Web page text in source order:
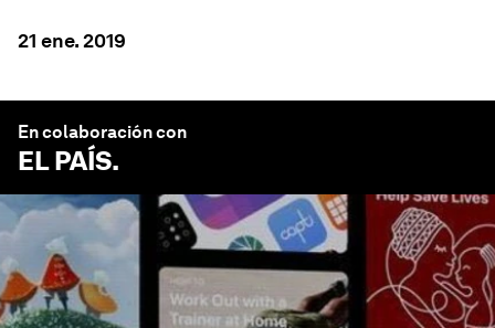
21 ene. 2019
En colaboración con
EL PAÍS.